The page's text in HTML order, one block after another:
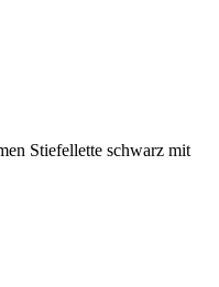
Stiefellette schwarz mit